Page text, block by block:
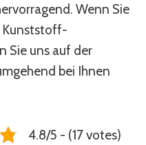
Wenn Sie
Kunststoff-
Sie uns auf der
bei Ihnen
4.8/5 - (17 votes)